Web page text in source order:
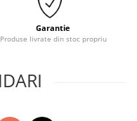
Garantie
Produse livrate din stoc propriu